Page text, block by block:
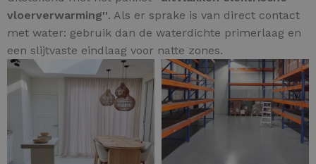
vloerverwarming''. Als er sprake is van direct contact
met water: gebruik dan de waterdichte primerlaag en
een slijtvaste eindlaag voor natte zones.